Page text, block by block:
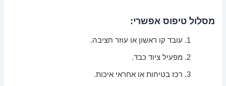
מסלול טיפוס אפשרי:
עובד קו ראשון או עוזר חציבה.
מפעיל ציוד כבד.
רכז בטיחות או אחראי איכות.